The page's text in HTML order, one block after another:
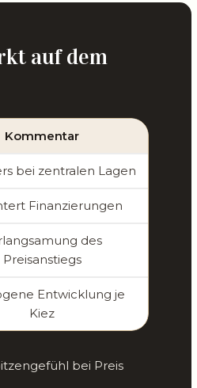
auf dem
Kommentar
bei zentralen Lagen
Finanzierungen
des
Preisanstiegs
Entwicklung je
Kiez
bei Preis